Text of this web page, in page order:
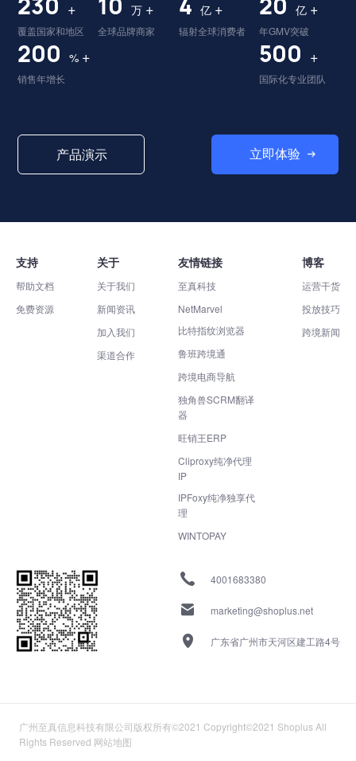
+
覆盖国家和地区
万 +
全球品牌商家
亿 +
辐射全球消费者
亿 +
年GMV突破
200 % +
销售年增长
500 +
国际化专业团队
产品演示 立即体验
支持
帮助文档
免费资源
关于
关于我们
新闻资讯
加入我们
渠道合作
友情链接
至真科技
NetMarvel
比特指纹浏览器
鲁班跨境通
跨境电商导航
独角兽SCRM翻译
器
旺销王ERP
Cliproxy纯净代理
IP
IPFoxy纯净独享代
理
WINTOPAY
博客
运营干货
投放技巧
跨境新闻
4001683380
marketing@shoplus.net
广东省广州市天河区建工路4号
广州至真信息科技有限公司版权所有©2021 Copyright©2021 Shoplus All
Rights Reserved 网站地图